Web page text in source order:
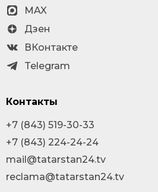
MAX
Дзен
ВКонтакте
Telegram
Контакты
+7 (843) 519-30-33
+7 (843) 224-24-24
mail@tatarstan24.tv
reclama@tatarstan24.tv